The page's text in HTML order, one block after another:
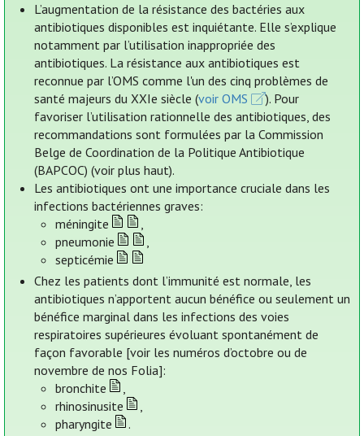
L’augmentation de la résistance des bactéries aux
antibiotiques disponibles est inquiétante. Elle s’explique
notamment par l’utilisation inappropriée des
antibiotiques. La résistance aux antibiotiques est
reconnue par l’OMS comme l'un des cinq problèmes de
santé majeurs du XXIe siècle (voir OMS
). Pour
favoriser l’utilisation rationnelle des antibiotiques, des
recommandations sont formulées par la Commission
Belge de Coordination de la Politique Antibiotique
(BAPCOC) (voir plus haut).
Les antibiotiques ont une importance cruciale dans les
infections bactériennes graves:
méningite
,
pneumonie
,
septicémie
Chez les patients dont l’immunité est normale, les
antibiotiques n’apportent aucun bénéfice ou seulement un
bénéfice marginal dans les infections des voies
respiratoires supérieures évoluant spontanément de
façon favorable [voir les numéros d’octobre ou de
novembre de nos Folia]:
bronchite
,
rhinosinusite
,
pharyngite
.